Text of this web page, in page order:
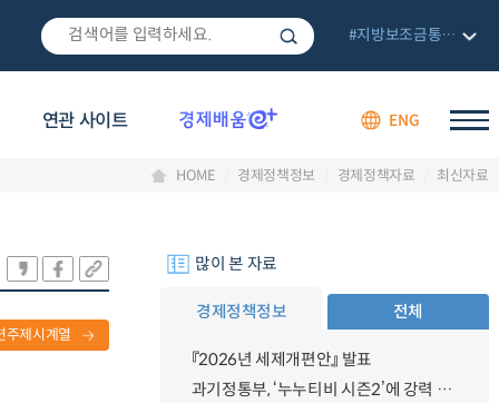
연관 사이트 ENG
#지방보조금통합관리망
HOME 경제정책정보 경제정책자료 최신자료
주제시계열
많이 본 자료
경제정책정보 전체
『2026년 세제개편안』 발표
과기정통부, ‘누누티비 시즌2’에 강력 대응 의지 밝혀